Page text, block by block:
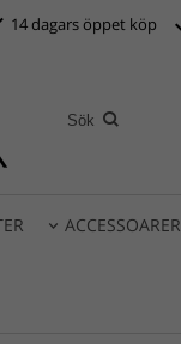
14 dagars öppet köp
ACCESSOARER